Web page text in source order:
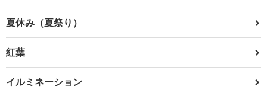
夏休み（夏祭り）
紅葉
イルミネーション